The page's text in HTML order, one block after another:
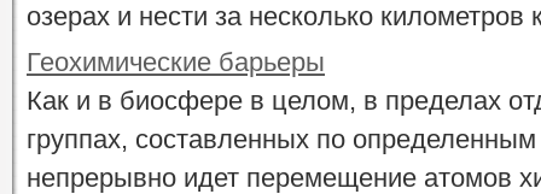
озерах и нести за несколько
Геохимические барьеры
Как и в биосфере в целом, в пределах
группах, составленных по
непрерывно идет перемещение атомов